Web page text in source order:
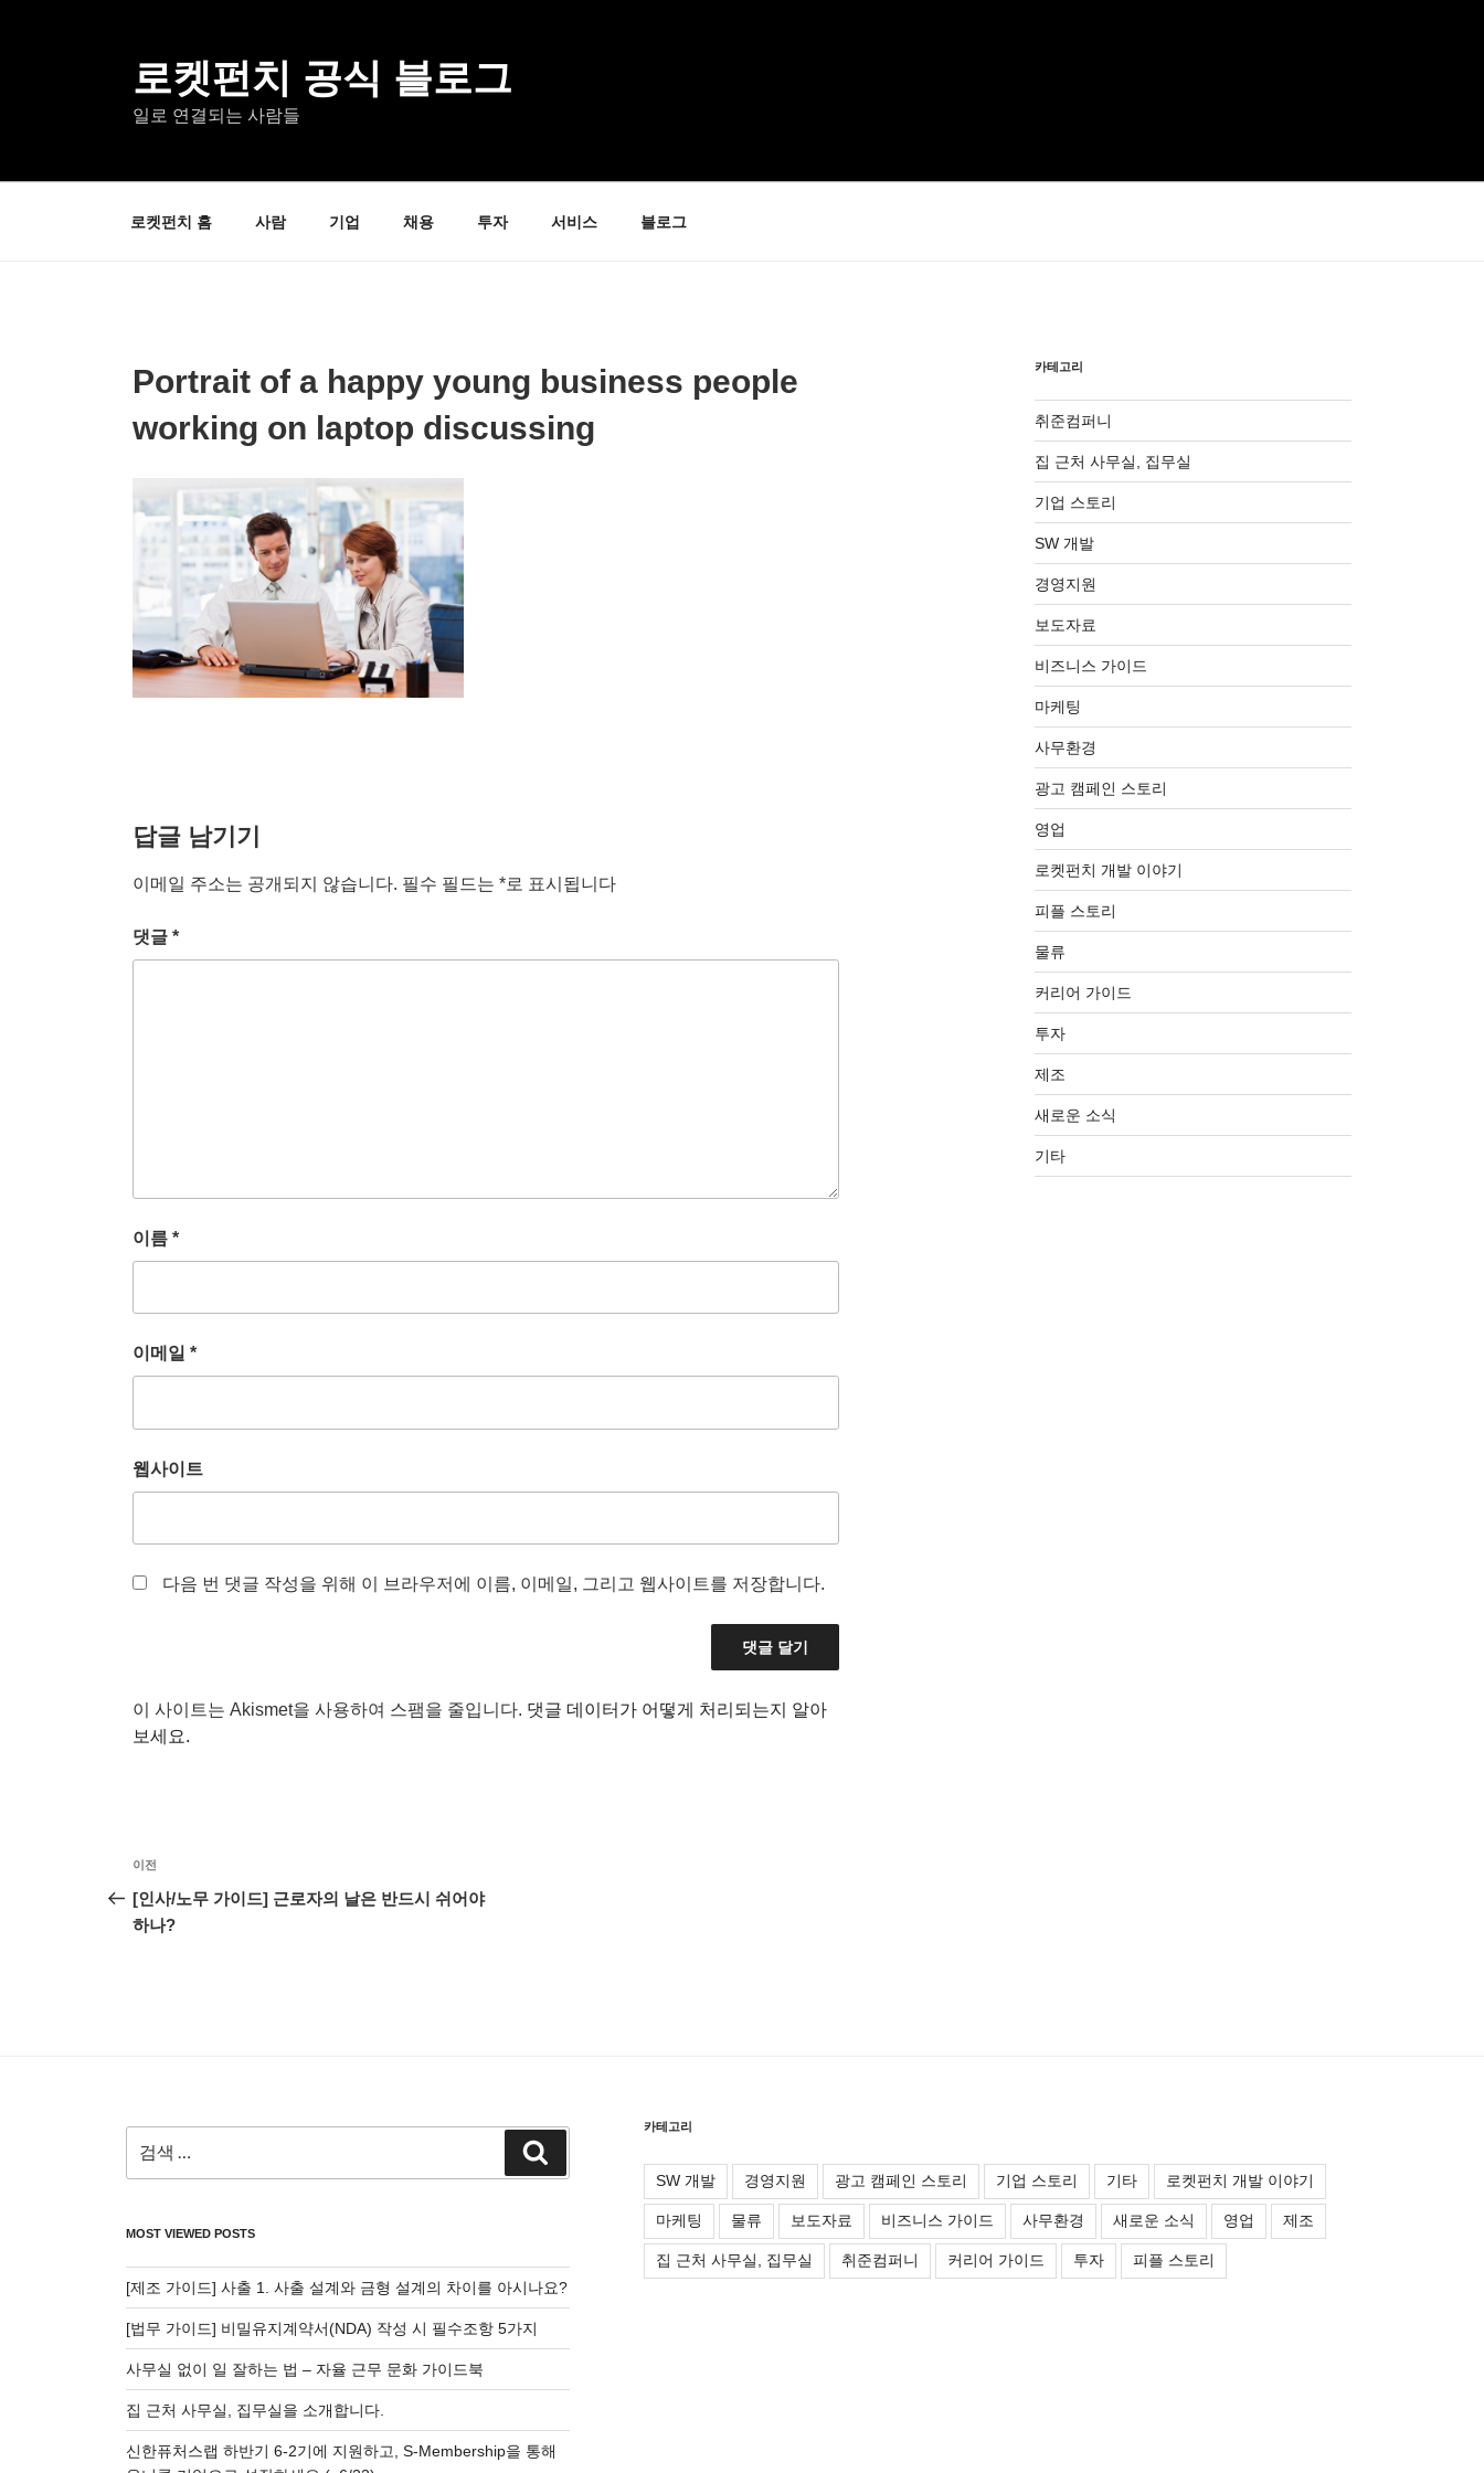
로켓펀치 공식 블로그
일로 연결되는 사람들
로켓펀치 홈 사람 기업 채용 투자 서비스 블로그
Portrait of a happy young business people
working on laptop discussing
답글 남기기
이메일 주소는 공개되지 않습니다. 필수 필드는 *로 표시됩니다
댓글 *
이름 *
이메일 *
웹사이트
다음 번 댓글 작성을 위해 이 브라우저에 이름, 이메일, 그리고 웹사이트를 저장합니다.
이 사이트는 Akismet을 사용하여 스팸을 줄입니다. 댓글 데이터가 어떻게 처리되는지 알아
보세요.
글
탐
색
이
전
글
이전
[인사/노무 가이드] 근로자의 날은 반드시 쉬어야
하나?
카테고리
취준컴퍼니
집 근처 사무실, 집무실
기업 스토리
SW 개발
경영지원
보도자료
비즈니스 가이드
마케팅
사무환경
광고 캠페인 스토리
영업
로켓펀치 개발 이야기
피플 스토리
물류
커리어 가이드
투자
제조
새로운 소식
기타
색:
색
MOST VIEWED POSTS
[제조 가이드] 사출 1. 사출 설계와 금형 설계의 차이를 아시나요?
[법무 가이드] 비밀유지계약서(NDA) 작성 시 필수조항 5가지
사무실 없이 일 잘하는 법 – 자율 근무 문화 가이드북
집 근처 사무실, 집무실을 소개합니다.
신한퓨처스랩 하반기 6-2기에 지원하고, S-Membership을 통해
카테고리
SW 개발 경영지원 광고 캠페인 스토리 기업 스토리 기타 로켓펀치 개발 이야기
마케팅 물류 보도자료 비즈니스 가이드 사무환경 새로운 소식 영업 제조
집 근처 사무실, 집무실 취준컴퍼니 커리어 가이드 투자 피플 스토리